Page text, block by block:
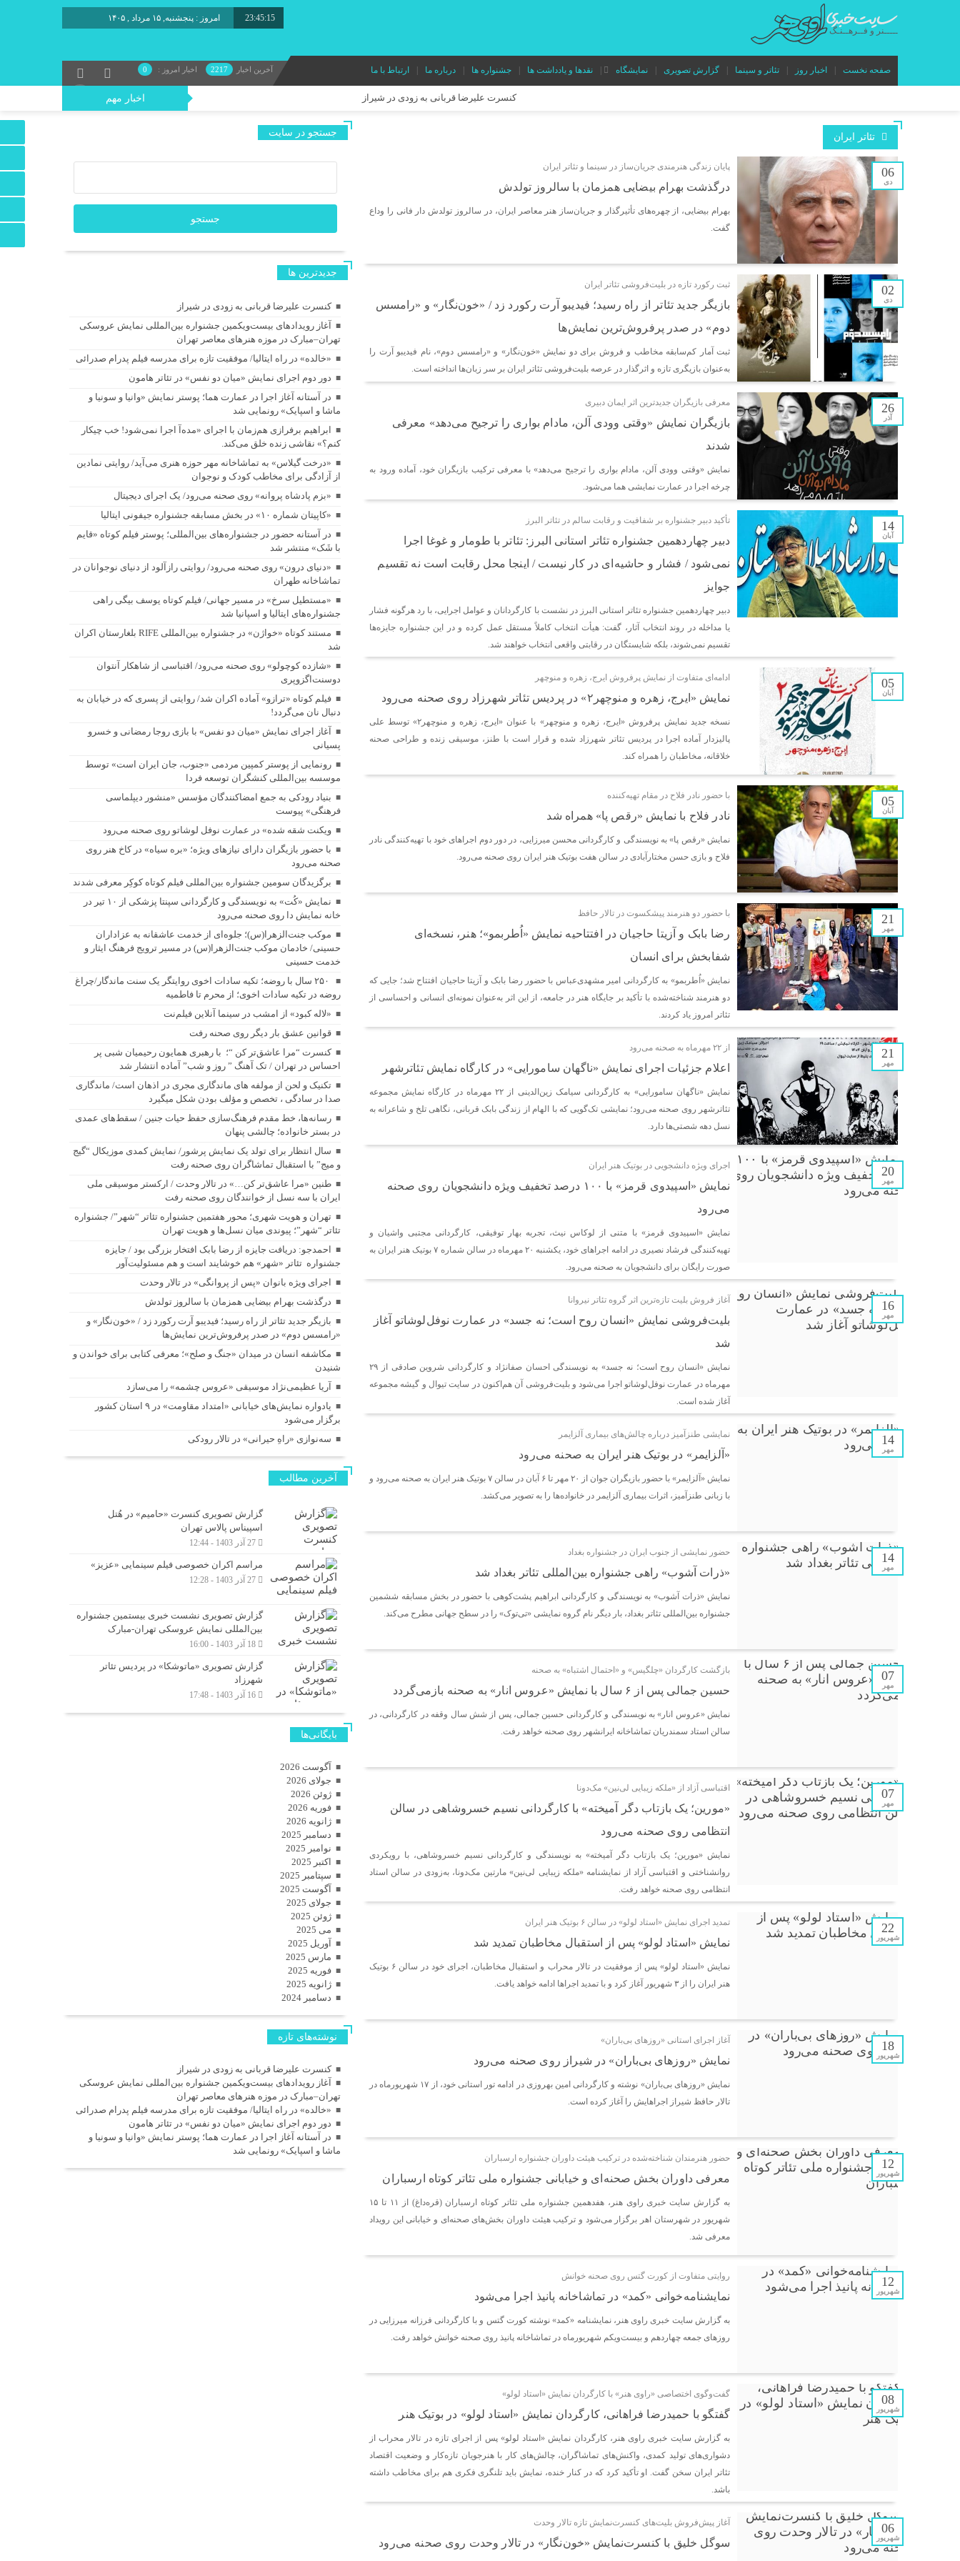
23:45:16 براب
صفحه نخست اخبار روز تئاتر و سینما گزارش تصویری نمایشگاه نقدها و یادداشت ها جشنواره ها درباره ما ارتباط با ما آخرین اخبار 2217 اخبار امروز : 0
اخبار مهم کنسرت علیرضا قربانی به زودی در شیراز
«خالده» در راه ایتالیا/ موفقیت تازه برای مدرسه فیلم پدرام صدرائی
در آستانه آغاز اجرا در عمارت هما؛ پوستر نمایش «وانیا و سونیا و ماشا و اسپایک» رونمایی شد
ابراهیم برفرازی هم‌زمان با اجرای «مده‌آ اجرا نمی‌شود! خب چیکار کنم؟» نقاشی زنده خلق می‌کند.
«درخت گیلاس» به تماشاخانه مهر حوزه هنری می‌آید/ روایتی نمادین از آزادگی برای مخاطب کودک و نوجوان
«کاپیتان شماره ۱۰» در بخش مسابقه جشنواره جیفونی ایتالیا
در آستانه حضور در جشنواره‌های بین‌المللی؛ پوستر فیلم کوتاه «قایم با شَک» منتشر شد
«دنیای درون» روی صحنه می‌رود/ روایتی رازآلود از دنیای نوجوانان در تماشاخانه طهران
«مستطیل سرخ» در مسیر جهانی/ فیلم کوتاه یوسف بیگی راهی جشنواره‌های ایتالیا و اسپانیا شد
مستند کوتاه «خواژن» در جشنواره بین‌المللی RIFE بلغارستان اکران شد
«شازده کوچولو» روی صحنه می‌رود/ اقتباسی از شاهکار آنتوان دوسنت‌اگزوپری
فیلم کوتاه «ترازو» آماده اکران شد/ روایتی از پسری که در خیابان به دنبال نان می‌گردد!
تئاتر ایران
06
دی
پایان زندگی هنرمندی جریان‌ساز در سینما و تئاتر ایران
درگذشت بهرام بیضایی همزمان با سالروز تولدش
بهرام بیضایی، از چهره‌های تأثیرگذار و جریان‌ساز هنر معاصر ایران، در سالروز تولدش دار فانی را وداع
گفت.
02
دی
ثبت رکورد تازه در بلیت‌فروشی تئاتر ایران
بازیگر جدید تئاتر از راه رسید؛ فیدیبو آرت رکورد زد / «خون‌نگار» و «رامسس
دوم» در صدر پرفروش‌ترین نمایش‌ها
ثبت آمار کم‌سابقه مخاطب و فروش برای دو نمایش «خون‌نگار» و «رامسس دوم»، نام فیدیبو آرت را
به‌عنوان بازیگری تازه و اثرگذار در عرصه بلیت‌فروشی تئاتر ایران بر سر زبان‌ها انداخته است.
26
آذر
معرفی بازیگران جدیدترین اثر ایمان دبیری
بازیگران نمایش «وقتی وودی آلن، مادام بواری را ترجیح می‌دهد» معرفی
شدند
نمایش «وقتی وودی آلن، مادام بواری را ترجیح می‌دهد» با معرفی ترکیب بازیگران خود، آماده ورود به
چرخه اجرا در عمارت نمایشی هما می‌شود.
14
آبان
تأکید دبیر جشنواره بر شفافیت و رقابت سالم در تئاتر البرز
دبیر چهاردهمین جشنواره تئاتر استانی البرز: تئاتر با طومار و غوغا اجرا
نمی‌شود / فشار و حاشیه‌ای در کار نیست / اینجا محل رقابت است نه تقسیم
جوایز
دبیر چهاردهمین جشنواره تئاتر استانی البرز در نشست با کارگردانان و عوامل اجرایی، با رد هرگونه فشار
یا مداخله در روند انتخاب آثار، گفت: هیأت انتخاب کاملاً مستقل عمل کرده و در این جشنواره جایزه‌ها
تقسیم نمی‌شوند، بلکه شایستگان در رقابتی واقعی انتخاب خواهند شد.
05
آبان
ادامه‌ای متفاوت از نمایش پرفروش ایرج، زهره و منوچهر
نمایش «ایرج، زهره و منوچهر۲» در پردیس تئاتر شهرزاد روی صحنه می‌رود
نسخه جدید نمایش پرفروش «ایرج، زهره و منوچهر» با عنوان «ایرج، زهره و منوچهر۲» توسط علی
پالیزدار آماده اجرا در پردیس تئاتر شهرزاد شده و قرار است با طنز، موسیقی زنده و طراحی صحنه
خلاقانه، مخاطبان را همراه کند.
05
آبان
با حضور نادر فلاح در مقام تهیه‌کننده
نادر فلاح با نمایش «رقص پا» همراه شد
نمایش «رقص پا» به نویسندگی و کارگردانی محسن میرزایی، در دور دوم اجراهای خود با تهیه‌کنندگی نادر
فلاح و بازی حسن مختارآبادی در سالن هفت بوتیک هنر ایران روی صحنه می‌رود.
21
مهر
با حضور دو هنرمند پیشکسوت در تالار حافظ
رضا بابک و آزیتا حاجیان در افتتاحیه نمایش «اُطربمو»؛ هنر، نسخه‌ای
شفابخش برای انسان
نمایش «اُطربمو» به کارگردانی امیر مشهدی‌عباس با حضور رضا بابک و آزیتا حاجیان افتتاح شد؛ جایی که
دو هنرمند شناخته‌شده با تأکید بر جایگاه هنر در جامعه، از این اثر به‌عنوان نمونه‌ای انسانی و احساسی از
تئاتر امروز یاد کردند.
21
مهر
از ۲۲ مهرماه به صحنه می‌رود
اعلام جزئیات اجرای نمایش «ناگهان سامورایی» در کارگاه نمایش تئاترشهر
نمایش «ناگهان سامورایی» به کارگردانی سیامک زین‌الدینی از ۲۲ مهرماه در کارگاه نمایش مجموعه
تئاترشهر روی صحنه می‌رود؛ نمایشی تک‌گویی که با الهام از زندگی بابک قربانی، نگاهی تلخ و شاعرانه به
نسل دهه شصتی‌ها دارد.
20
مهر
اجرای ویژه دانشجویی در بوتیک هنر ایران
نمایش «اسپیدوی قرمز» با ۱۰۰ درصد تخفیف ویژه دانشجویان روی صحنه
می‌رود
نمایش «اسپیدوی قرمز» با متنی از لوکاس نیث، تجربه بهار توفیقی، کارگردانی مجتبی واشیان و
تهیه‌کنندگی فرشاد نصیری در ادامه اجراهای خود، یکشنبه ۲۰ مهرماه در سالن شماره ۷ بوتیک هنر ایران به
صورت رایگان برای دانشجویان به صحنه می‌رود.
16
مهر
آغاز فروش بلیت تازه‌ترین اثر گروه تئاتر نیروانا
بلیت‌فروشی نمایش «انسان روح است؛ نه جسد» در عمارت نوفل‌لوشاتو آغاز
شد
نمایش «انسان روح است؛ نه جسد» به نویسندگی احسان صفانژاد و کارگردانی شروین صادقی از ۲۹
مهرماه در عمارت نوفل‌لوشاتو اجرا می‌شود و بلیت‌فروشی آن هم‌اکنون در سایت تیوال و گیشه مجموعه
آغاز شده است.
14
مهر
نمایشی طنزآمیز درباره چالش‌های بیماری آلزایمر
«آلزایمر» در بوتیک هنر ایران به صحنه می‌رود
نمایش «آلزایمر» با حضور بازیگران جوان از ۲۰ مهر تا ۶ آبان در سالن ۷ بوتیک هنر ایران به صحنه می‌رود و
با زبانی طنزآمیز، اثرات بیماری آلزایمر در خانواده‌ها را به تصویر می‌کشد.
14
مهر
حضور نمایشی از جنوب ایران در جشنواره بغداد
«ذرات آشوب» راهی جشنواره بین‌المللی تئاتر بغداد شد
نمایش «ذرات آشوب» به نویسندگی و کارگردانی ابراهیم پشت‌کوهی با حضور در بخش مسابقه ششمین
جشنواره بین‌المللی تئاتر بغداد، بار دیگر نام گروه نمایشی «تی‌توک» را در سطح جهانی مطرح می‌کند.
07
مهر
بازگشت کارگردان «چلگیس» و «احتمال اشتباه» به صحنه
حسین جمالی پس از ۶ سال با نمایش «عروس انار» به صحنه بازمی‌گردد
نمایش «عروس انار» به نویسندگی و کارگردانی حسین جمالی، پس از شش سال وقفه در کارگردانی، در
سالن استاد سمندریان تماشاخانه ایرانشهر روی صحنه خواهد رفت.
07
مهر
اقتباسی آزاد از «ملکه زیبایی لی‌نین» مک‌دونا
«مورین؛ یک بازتاب دگر آمیخته» با کارگردانی نسیم خسروشاهی در سالن
انتظامی روی صحنه می‌رود
نمایش «مورین؛ یک بازتاب دگر آمیخته» به نویسندگی و کارگردانی نسیم خسروشاهی، با رویکردی
روانشناختی و اقتباسی آزاد از نمایشنامه «ملکه زیبایی لی‌نین» مارتین مک‌دونا، به‌زودی در سالن استاد
انتظامی روی صحنه خواهد رفت.
22
شهریور
تمدید اجرای نمایش «استاد لولو» در سالن ۶ بوتیک هنر ایران
نمایش «استاد لولو» پس از استقبال مخاطبان تمدید شد
نمایش «استاد لولو» پس از موفقیت در تالار محراب و استقبال مخاطبان، اجرای خود در سالن ۶ بوتیک
هنر ایران را از ۳ شهریور آغاز کرد و با تمدید اجراها ادامه خواهد یافت.
18
شهریور
آغاز اجرای استانی «روزهای بی‌باران»
نمایش «روزهای بی‌باران» در شیراز روی صحنه می‌رود
نمایش «روزهای بی‌باران» نوشته و کارگردانی امین بهروزی در ادامه تور استانی خود، از ۱۷ شهریورماه در
تالار حافظ شیراز اجراهایش را آغاز کرده است.
12
شهریور
حضور هنرمندان شناخته‌شده در ترکیب هیئت داوران جشنواره ارسباران
معرفی داوران بخش صحنه‌ای و خیابانی جشنواره ملی تئاتر کوتاه ارسباران
به گزارش سایت خبری راوی هنر، هفدهمین جشنواره ملی تئاتر کوتاه ارسباران (قره‌داغ) از ۱۱ تا ۱۵
شهریور در شهرستان اهر برگزار می‌شود و ترکیب هیئت داوران بخش‌های صحنه‌ای و خیابانی این رویداد
معرفی شد.
12
شهریور
روایتی متفاوت از کورت گتس روی صحنه خوانش
نمایشنامه‌خوانی «کمد» در تماشاخانه پانیذ اجرا می‌شود
به گزارش سایت خبری راوی هنر، نمایشنامه‌ «کمد» نوشته کورت گتس و با کارگردانی فرزانه میرزایی در
روزهای جمعه چهاردهم و بیست‌ویکم شهریورماه در تماشاخانه پانیذ روی صحنه خوانش خواهد رفت.
08
شهریور
گفت‌وگوی اختصاصی «راوی هنر» با کارگردان نمایش «استاد لولو»
گفتگو با حمیدرضا فراهانی، کارگردان نمایش «استاد لولو» در بوتیک هنر
به گزارش سایت خبری راوی هنر، کارگردان نمایش «استاد لولو» پس از اجرای تازه در تالار محراب از
دشواری‌های تولید کمدی، واکنش‌های تماشاگران، چالش‌های کار با هنرجویان تازه‌کار و وضعیت اقتصاد
تئاتر ایران سخن گفت. او تأکید کرد که در کنار خنده، نمایش باید تلنگری فکری هم برای مخاطب داشته
باشد.
06
شهریور
آغاز پیش‌فروش بلیت‌های کنسرت‌نمایش تازه تالار وحدت
سوگل خلیق با کنسرت‌نمایش «خون‌نگار» در تالار وحدت روی صحنه می‌رود
جستجو در سایت
جديدترين ها
کنسرت علیرضا قربانی به زودی در شیراز
آغاز رویدادهای بیست‌ویکمین جشنواره بین‌المللی نمایش عروسکی
تهران–مبارک در موزه هنرهای معاصر تهران
«خالده» در راه ایتالیا/ موفقیت تازه برای مدرسه فیلم پدرام صدرائی
دور دوم اجرای نمایش «میان دو نفس» در تئاتر هامون
در آستانه آغاز اجرا در عمارت هما؛ پوستر نمایش «وانیا و سونیا و
ماشا و اسپایک» رونمایی شد
ابراهیم برفرازی هم‌زمان با اجرای «مده‌آ اجرا نمی‌شود! خب چیکار
کنم؟» نقاشی زنده خلق می‌کند.
«درخت گیلاس» به تماشاخانه مهر حوزه هنری می‌آید/ روایتی نمادین
از آزادگی برای مخاطب کودک و نوجوان
«بزم پادشاه پروانه» روی صحنه می‌رود/ یک اجرای دیجیتال
«کاپیتان شماره ۱۰» در بخش مسابقه جشنواره جیفونی ایتالیا
در آستانه حضور در جشنواره‌های بین‌المللی؛ پوستر فیلم کوتاه «قایم
با شَک» منتشر شد
«دنیای درون» روی صحنه می‌رود/ روایتی رازآلود از دنیای نوجوانان در
تماشاخانه طهران
«مستطیل سرخ» در مسیر جهانی/ فیلم کوتاه یوسف بیگی راهی
جشنواره‌های ایتالیا و اسپانیا شد
مستند کوتاه «خواژن» در جشنواره بین‌المللی RIFE بلغارستان اکران
شد
«شازده کوچولو» روی صحنه می‌رود/ اقتباسی از شاهکار آنتوان
دوسنت‌اگزوپری
فیلم کوتاه «ترازو» آماده اکران شد/ روایتی از پسری که در خیابان به
دنبال نان می‌گردد!
آغاز اجرای نمایش «میان دو نفس» با بازی روجا رمضانی و خسرو
پسیانی
رونمایی از پوستر کمپین مردمی «جنوب، جان ایران است» توسط
موسسه بین‌المللی کنشگران توسعه فردا
بنیاد رودکی به جمع امضاکنندگان مؤسس «منشور دیپلماسی
فرهنگی» پیوست
ویکنت شقه شده» در عمارت نوفل لوشاتو روی صحنه می‌رود
با حضور بازیگران دارای نیازهای ویژه؛ «بره سیاه» در کاخ هنر روی
صحنه می‌رود
برگزیدگان سومین جشنواره بین‌المللی فیلم کوتاه کوکِر معرفی شدند
نمایش «کُت» به نویسندگی و کارگردانی سپنتا پزشکی از ۱۰ تیر در
خانه نمایش دا روی صحنه می‌رود
موکب جنت‌الزهرا(س)؛ جلوه‌ای از خدمت عاشقانه به عزاداران
حسینی/ خادمان موکب جنت‌الزهرا(س) در مسیر ترویج فرهنگ ایثار و
خدمت حسینی
۲۵۰ سال با روضه؛ تکیه سادات اخوی روایتگر یک سنت ماندگار/چراغ
روضه در تکیه سادات اخوی؛ از محرم تا فاطمیه
«لاله کبود» از امشب در سینما آنلاین فیلم‌نت
قوانین عشق بار دیگر روی صحنه رفت
کنسرت “مرا عاشق‌تر کن “؛ با رهبری همایون رحیمیان شبی پر
احساس در تهران / تک آهنگ ” روز و شب” آماده انتشار شد
تکنیک و لحن از مولفه های ماندگاری مجری در اذهان است/ ماندگاری
صدا در سادگی ، تخصص و مؤلف بودن شکل میگیرد
رسانه‌ها، خط مقدم فرهنگ‌سازی حفظ حیات جنین / سقط‌های عمدی
در بستر خانواده؛ چالشی پنهان
سال انتظار برای تولد یک نمایش پرشور/ نمایش کمدی موزیکال “گیج
و میج” با استقبال تماشاگران روی صحنه رفت
طنین «مرا عاشق‌تر کن…» در تالار وحدت / ارکستر موسیقی ملی
ایران با سه نسل از خوانندگان روی صحنه رفت
تهران و هویت شهری؛ محور هفتمین جشنواره تئاتر “شهر”/ جشنواره
تئاتر “شهر”؛ پیوندی میان نسل‌ها و هویت تهران
احمدجو: دریافت جایزه از رضا بابک افتخار بزرگی بود / جایزه
جشنواره تئاتر «شهر» هم خوشایند است و هم مسئولیت‌آور
اجرای ویژه بانوان «پس از پروانگی» در تالار وحدت
درگذشت بهرام بیضایی همزمان با سالروز تولدش
بازیگر جدید تئاتر از راه رسید؛ فیدیبو آرت رکورد زد / «خون‌نگار» و
«رامسس دوم» در صدر پرفروش‌ترین نمایش‌ها
مکاشفه انسان در میدان «جنگ و صلح»؛ معرفی کتابی برای خواندن و
شنیدن
آریا عظیمی‌نژاد موسیقی «عروس چشمه» را می‌سازد
یادواره نمایش‌های خیابانی «امتداد مقاومت» در ۹ استان کشور
برگزار می‌شود
سه‌نوازی «راهِ حیرانی» در تالار رودکی
آخرین مطالب
گزارش تصویری کنسرت «حامیم» در هُتل
اسپیناس پالاس تهران
27 آذر 1403 - 12:44
مراسم اکران خصوصی فیلم سینمایی «عزیز»
27 آذر 1403 - 12:28
گزارش تصویری نشست خبری بیستمین جشنواره
بین‌المللی نمایش عروسکی تهران-مبارک
18 آذر 1403 - 16:00
گزارش تصویری «ماتوشکا» در پردیس تئاتر
شهرزاد
16 آذر 1403 - 17:48
بایگانی‌ها
آگوست 2026
جولای 2026
ژوئن 2026
فوریه 2026
ژانویه 2026
دسامبر 2025
نوامبر 2025
اکتبر 2025
سپتامبر 2025
آگوست 2025
جولای 2025
ژوئن 2025
می 2025
آوریل 2025
مارس 2025
فوریه 2025
ژانویه 2025
دسامبر 2024
نوشته‌های تازه
کنسرت علیرضا قربانی به زودی در شیراز
آغاز رویدادهای بیست‌ویکمین جشنواره بین‌المللی نمایش عروسکی
تهران–مبارک در موزه هنرهای معاصر تهران
«خالده» در راه ایتالیا/ موفقیت تازه برای مدرسه فیلم پدرام صدرائی
دور دوم اجرای نمایش «میان دو نفس» در تئاتر هامون
در آستانه آغاز اجرا در عمارت هما؛ پوستر نمایش «وانیا و سونیا و
ماشا و اسپایک» رونمایی شد